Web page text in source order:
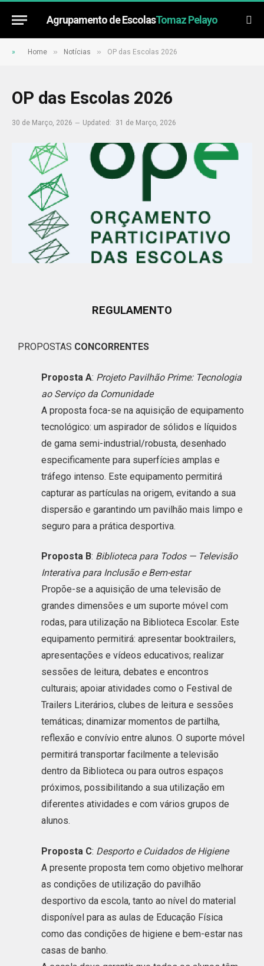
Agrupamento de EscolasTomaz Pelayo
» Home » Notícias » OP das Escolas 2026
OP das Escolas 2026
30 de Março, 2026 Updated: 31 de Março, 2026
REGULAMENTO
PROPOSTAS CONCORRENTES
Proposta A: Projeto Pavilhão Prime: Tecnologia
ao Serviço da Comunidade
A proposta foca-se na aquisição de equipamento
tecnológico: um aspirador de sólidos e líquidos
de gama semi-industrial/robusta, desenhado
especificamente para superfícies amplas e
tráfego intenso. Este equipamento permitirá
capturar as partículas na origem, evitando a sua
dispersão e garantindo um pavilhão mais limpo e
seguro para a prática desportiva.
Proposta B: Biblioteca para Todos — Televisão
Interativa para Inclusão e Bem-estar
Propõe-se a aquisição de uma televisão de
grandes dimensões e um suporte móvel com
rodas, para utilização na Biblioteca Escolar. Este
equipamento permitirá: apresentar booktrailers,
apresentações e vídeos educativos; realizar
sessões de leitura, debates e encontros
culturais; apoiar atividades como o Festival de
Trailers Literários, clubes de leitura e sessões
temáticas; dinamizar momentos de partilha,
reflexão e convívio entre alunos. O suporte móvel
permitirá transportar facilmente a televisão
dentro da Biblioteca ou para outros espaços
próximos, possibilitando a sua utilização em
diferentes atividades e com vários grupos de
alunos.
Proposta C: Desporto e Cuidados de Higiene
A presente proposta tem como objetivo melhorar
as condições de utilização do pavilhão
desportivo da escola, tanto ao nível do material
disponível para as aulas de Educação Física
como das condições de higiene e bem-estar nas
casas de banho.